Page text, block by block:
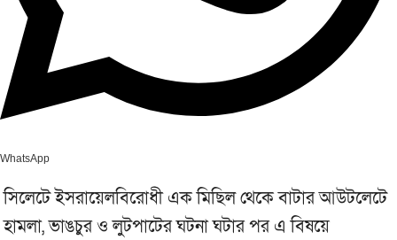
WhatsApp
সিলেটে ইসরায়েলবিরোধী এক মিছিল থেকে বাটার আউটলেটে
হামলা, ভাঙচুর ও লুটপাটের ঘটনা ঘটার পর এ বিষয়ে